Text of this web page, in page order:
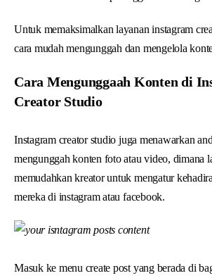
Untuk memaksimalkan layanan instagram
cara mudah mengunggah dan mengelola
Cara Mengunggaah Konten di
Creator Studio
Instagram creator studio juga menawarkan
mengunggah konten foto atau video, dimana
memudahkan kreator untuk mengatur
mereka di instagram atau facebook.
Masuk ke menu create post yang berada di